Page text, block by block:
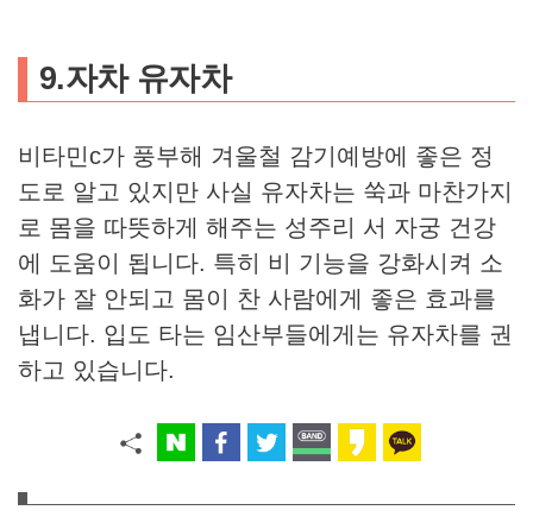
9.자차 유자차
비타민c가 풍부해 겨울철 감기예방에 좋은 정
도로 알고 있지만 사실 유자차는 쑥과 마찬가지
로 몸을 따뜻하게 해주는 성주리 서 자궁 건강
에 도움이 됩니다. 특히 비 기능을 강화시켜 소
화가 잘 안되고 몸이 찬 사람에게 좋은 효과를
냅니다. 입도 타는 임산부들에게는 유자차를 권
하고 있습니다.